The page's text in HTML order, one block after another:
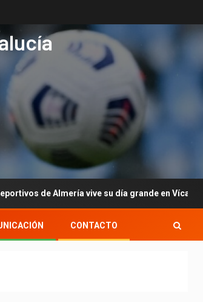
Almería vive su día grande en Vícar con su
CONTACTO